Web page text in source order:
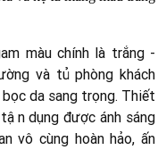
màu chính là trắng -
và tủ phòng khách
da sang trọng. Thiết
dụng được ánh sáng
vô cùng hoàn hảo, ấn